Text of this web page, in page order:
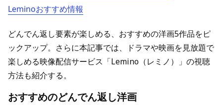
Leminoおすすめ情報
どんでん返し要素が楽しめる、おすすめの洋画5作品をピ
ックアップ。さらに本記事では、ドラマや映画を見放題で
楽しめる映像配信サービス「Lemino（レミノ）」の視聴
方法も紹介する。
おすすめのどんでん返し洋画